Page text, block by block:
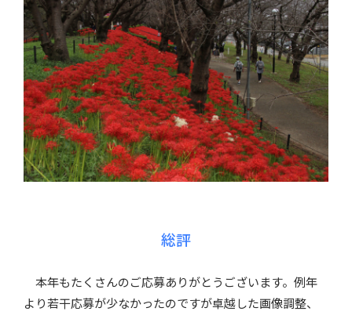
総評
本年もたくさんのご応募ありがとうございます。例年
より若干応募が少なかったのですが卓越した画像調整、